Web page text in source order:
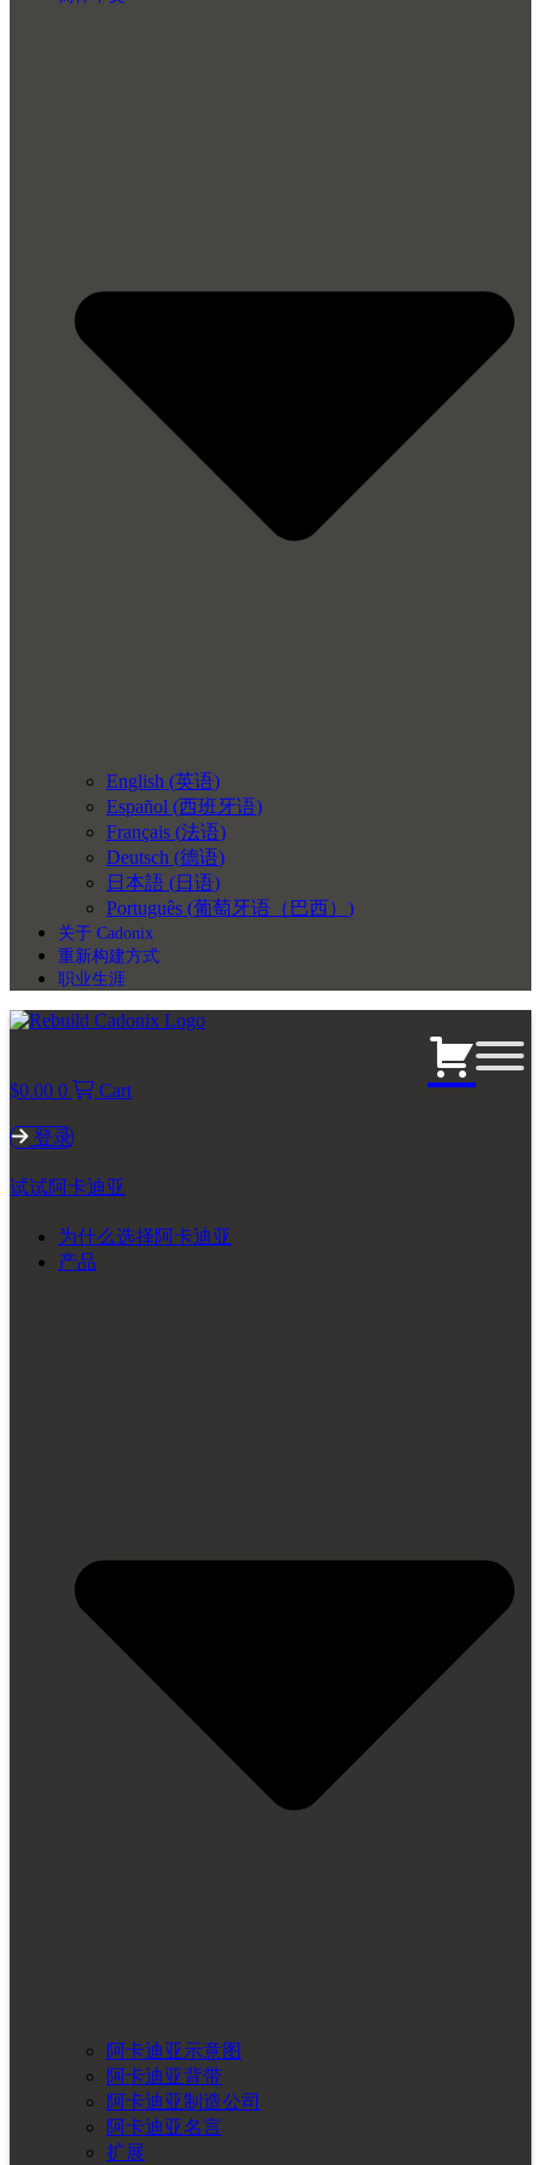
English (英语)
Español (西班牙语)
Français (法语)
Deutsch (德语)
日本語 (日语)
Português (葡萄牙语（巴西） )
关于 Cadonix
重新构建方式
职业生涯
$0.00 0 Cart
登录
试试阿卡迪亚
为什么选择阿卡迪亚
产品
阿卡迪亚示意图
阿卡迪亚背带
阿卡迪亚制造公司
阿卡迪亚名言
扩展